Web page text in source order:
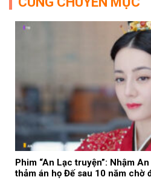
Phim “An Lạc truyện”: Nhậm
thảm án họ Đế sau 10 năm chờ